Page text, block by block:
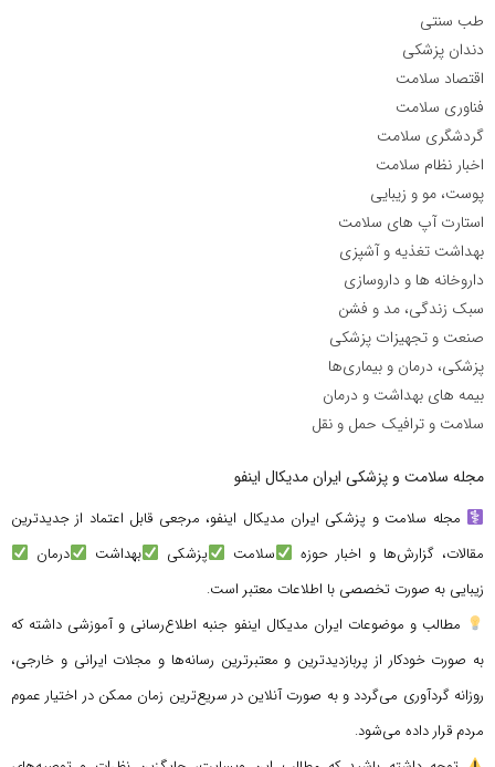
طب سنتی
دندان پزشکی
اقتصاد سلامت
فناوری سلامت
گردشگری سلامت
اخبار نظام سلامت
پوست، مو و زیبایی
استارت آپ های سلامت
بهداشت تغذیه و آشپزی
داروخانه ها و داروسازی
سبک زندگی، مد و فشن
صنعت و تجهیزات پزشکی
پزشکی، درمان و بیماری‌ها
بیمه های بهداشت و درمان
سلامت و ترافیک حمل و نقل
مجله سلامت و پزشکی ایران مدیکال اینفو
مجله سلامت و پزشکی ایران مدیکال اینفو، مرجعی قابل اعتماد از جدیدترین
مقالات، گزارش‌ها و اخبار حوزه
سلامت پزشکی بهداشت
درمان
زیبایی به صورت تخصصی با اطلاعات معتبر است.
مطالب و موضوعات ایران مدیکال اینفو جنبه اطلاع‌رسانی و آموزشی داشته که
به صورت خودکار از پربازدیدترین و معتبرترین رسانه‌ها و مجلات ایرانی و خارجی،
روزانه گردآوری می‌گردد و به صورت آنلاین در سریع‌ترین زمان ممکن در اختیار عموم
مردم قرار داده می‌شود.